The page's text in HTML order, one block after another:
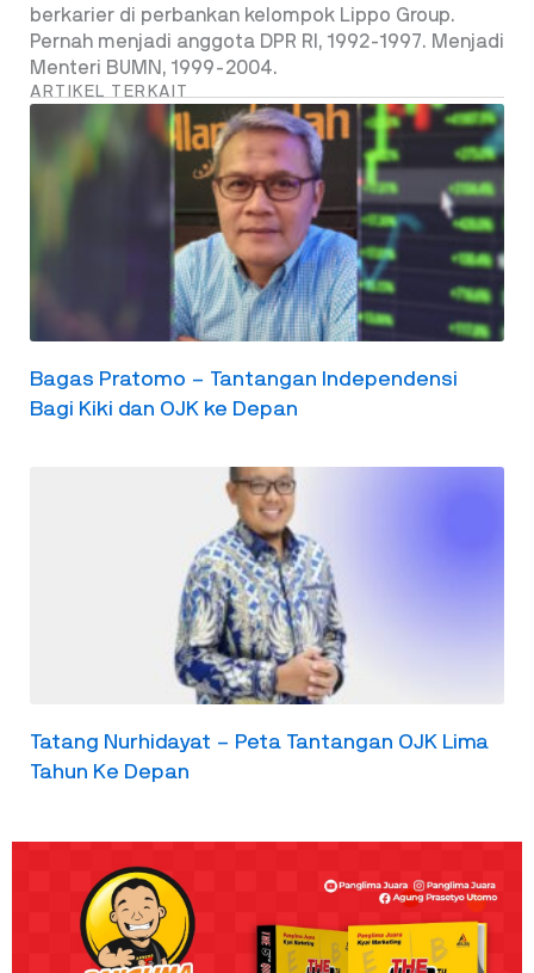
berkarier di perbankan kelompok Lippo Group.
Pernah menjadi anggota DPR RI, 1992-1997. Menjadi
Menteri BUMN, 1999-2004.
ARTIKEL TERKAIT
Bagas Pratomo – Tantangan Independensi
Bagi Kiki dan OJK ke Depan
Tatang Nurhidayat – Peta Tantangan OJK Lima
Tahun Ke Depan